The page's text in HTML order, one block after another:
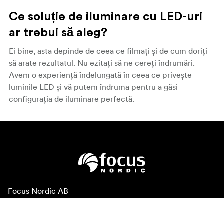
Ce soluție de iluminare cu LED-uri
ar trebui să aleg?
Ei bine, asta depinde de ceea ce filmați și de cum doriți
să arate rezultatul. Nu ezitați să ne cereți îndrumări.
Avem o experiență îndelungată în ceea ce privește
luminile LED și vă putem îndruma pentru a găsi
configurația de iluminare perfectă.
Focus Nordic AB